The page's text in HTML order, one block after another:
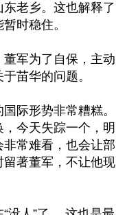
老乡。这也解释了
时稳住。
军为了自保，主动
苗华的问题。
际形势非常糟糕。
今天失踪一个，明
常难看，也会让部
留著董军，不让他现